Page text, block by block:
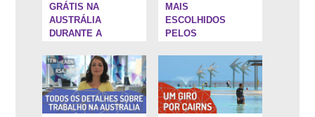
GRÁTIS NA
AUSTRÁLIA
DURANTE A
MAIS
ESCOLHIDOS
PELOS
AUSTRÁLIA